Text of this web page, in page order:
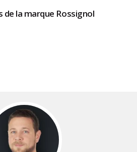
de la marque Rossignol